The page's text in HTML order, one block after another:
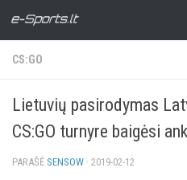
CS:GO
Lietuvių pasirodymas
CS:GO turnyre baigėsi
PARAŠĖ SENSOW · 2019-02-12